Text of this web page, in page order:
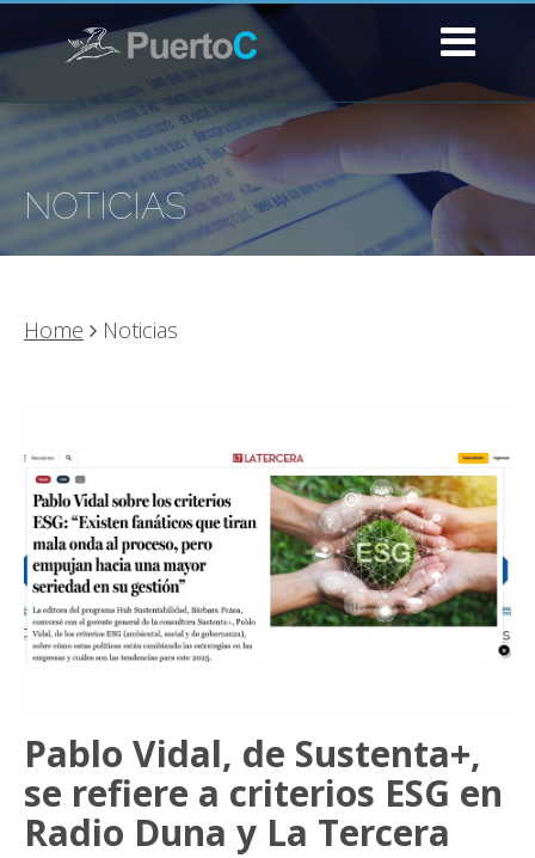
NOTICIAS
Home Noticias
Pablo Vidal, de Sustenta+,
se refiere a criterios ESG en
Radio Duna y La Tercera